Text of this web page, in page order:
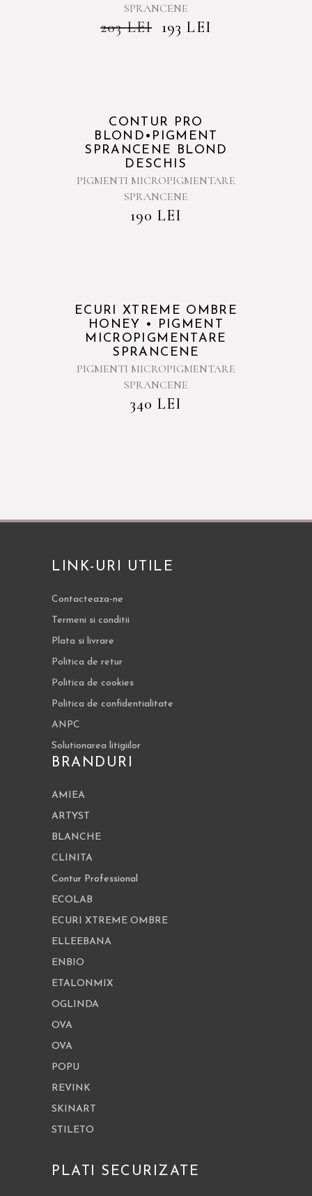
SPRANCENE
203LEI 193 LEI
CONTUR PRO
BLOND•PIGMENT
SPRANCENE BLOND
DESCHIS
PIGMENTI MICROPIGMENTARE
SPRANCENE
190 LEI
ECURI XTREME OMBRE
HONEY • PIGMENT
MICROPIGMENTARE
SPRANCENE
PIGMENTI MICROPIGMENTARE
SPRANCENE
340 LEI
LINK-URI UTILE
Contacteaza-ne
Termeni si conditii
Plata si livrare
Politica de retur
Politica de cookies
Politica de confidentialitate
ANPC
Solutionarea litigiilor
BRANDURI
AMIEA
ARTYST
BLANCHE
CLINITA
Contur Professional
ECOLAB
ECURI XTREME OMBRE
ELLEEBANA
ENBIO
ETALONMIX
OGLINDA
OVA
OVA
POPU
REVINK
SKINART
STILETO
PLATI SECURIZATE